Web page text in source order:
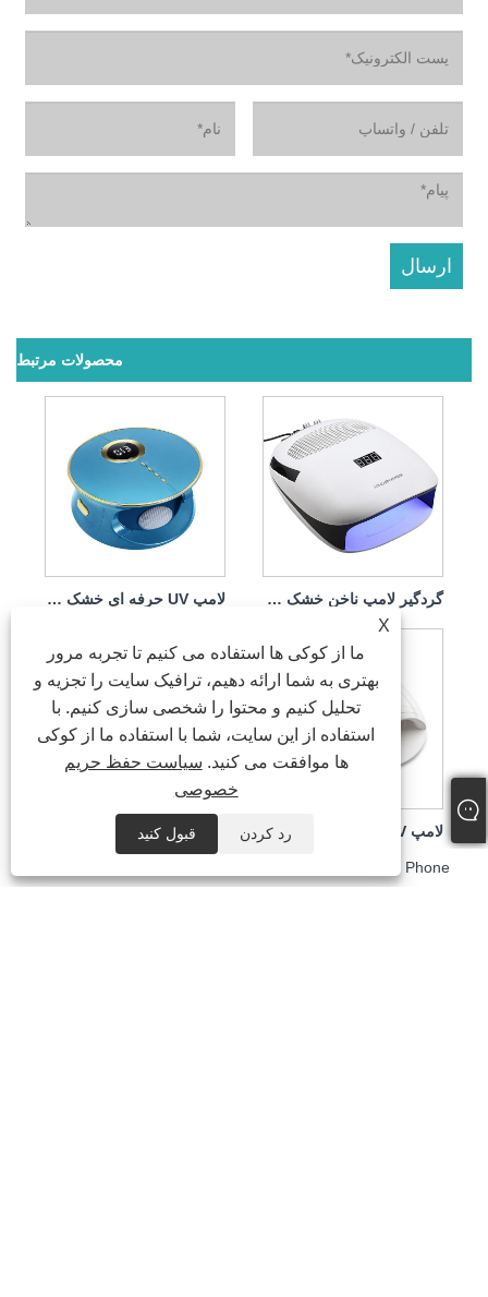
محصولات مرتبط
لامپ UV حرفه ای خشک کن ناخن 168w گردگیر لامپ ناخن خشک کن 140w 4 in1
لامپ UV خشک کن ناخن با شارژر 86w
X
ما از کوکی ها استفاده می کنیم تا تجربه مرور
بهتری به شما ارائه دهیم، ترافیک سایت را تجزیه و
تحلیل کنیم و محتوا را شخصی سازی کنیم. با
استفاده از این سایت، شما با استفاده ما از کوکی
ها موافقت می کنید. سیاست حفظ حریم
خصوصی
رد کردن قبول کنید
Phone